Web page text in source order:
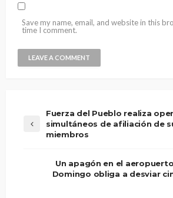
Save my name, email, and website in this
time I comment.
Fuerza del Pueblo realiza
simultáneos de afiliación de
miembros
Un apagón en el
Domingo obliga a desviar